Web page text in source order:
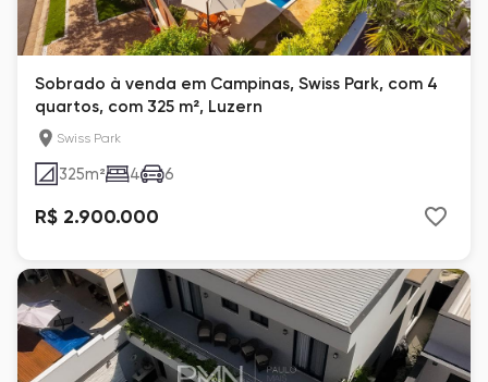
Sobrado à venda em Campinas, Swiss Park, com 4
quartos, com 325 m², Luzern
Swiss Park
325m² 4 6
R$ 2.900.000